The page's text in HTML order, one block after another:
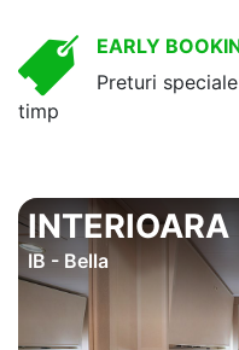
EARLY
Preturi
timp
INTERIOARA
IB - Bella